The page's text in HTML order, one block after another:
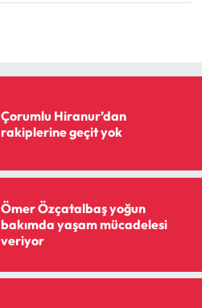
Çorumlu Hiranur’dan
rakiplerine geçit yok
Ömer Özçatalbaş yoğun
bakımda yaşam mücadelesi
veriyor